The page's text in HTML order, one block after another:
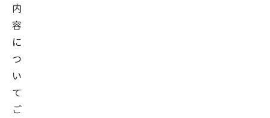
内
容
に
つ
い
て
ご